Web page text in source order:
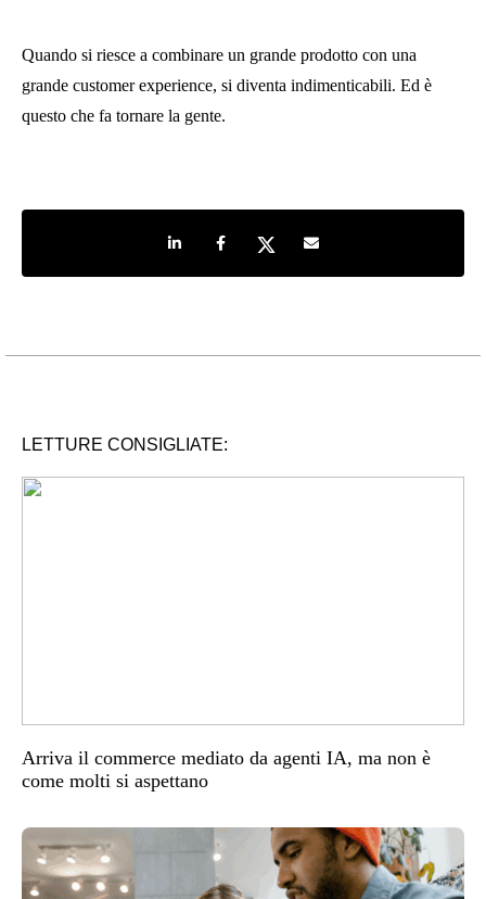
Quando si riesce a combinare un grande prodotto con una
grande customer experience, si diventa indimenticabili. Ed è
questo che fa tornare la gente.
Share on LinkedIn
Share on Facebook
Share on TwitterShare by e-mail
LETTURE CONSIGLIATE:
Arriva il commerce mediato da agenti IA, ma non è
come molti si aspettano